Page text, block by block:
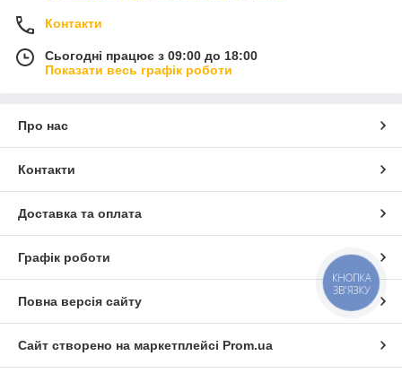
Контакти
Сьогодні працює з 09:00 до 18:00
Показати весь графік роботи
Про нас
Контакти
Доставка та оплата
Графік роботи
Повна версія сайту
Сайт створено на маркетплейсі Prom.ua
КНОПКА
ЗВ'ЯЗКУ